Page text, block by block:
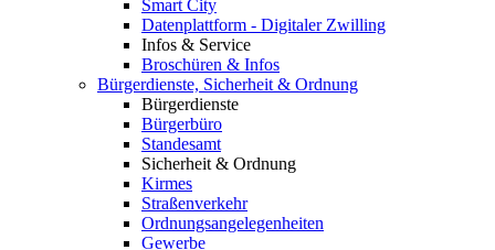
Smart City
Datenplattform - Digitaler Zwilling
Infos & Service
Broschüren & Infos
Bürgerdienste, Sicherheit & Ordnung
Bürgerdienste
Bürgerbüro
Standesamt
Sicherheit & Ordnung
Kirmes
Straßenverkehr
Ordnungsangelegenheiten
Gewerbe